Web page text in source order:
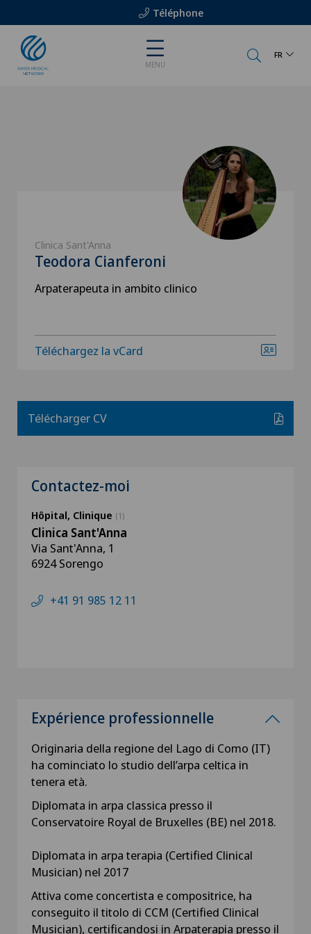
Téléphone
MENU
FR
Clinica Sant'Anna
Teodora Cianferoni
Arpaterapeuta in ambito clinico
Téléchargez la vCard
Télécharger CV
Contactez-moi
Hôpital, Clinique (1)
Clinica Sant'Anna
Via Sant'Anna, 1
6924 Sorengo
+41 91 985 12 11
Expérience professionnelle
Originaria della regione del Lago di Como (IT)
ha cominciato lo studio dell’arpa celtica in
tenera età.
Diplomata in arpa classica presso il
Conservatoire Royal de Bruxelles (BE) nel 2018.
Diplomata in arpa terapia (Certified Clinical
Musician) nel 2017
Attiva come concertista e compositrice, ha
conseguito il titolo di CCM (Certified Clinical
Musician), certificandosi in Arpaterapia presso il